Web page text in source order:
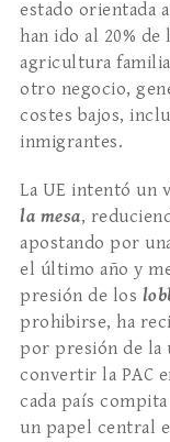
estado orientada
han ido al 20%
agricultura
otro negocio,
costes bajos,
inmigrantes.
La UE intentó un
la mesa,
apostando por
el último año y
presión de los
prohibirse, ha
por presión de la
convertir la PAC
cada país
un papel central